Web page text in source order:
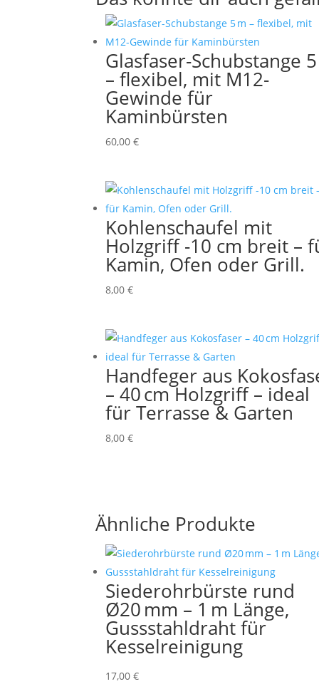
Glasfaser-Schubstange
– flexibel, mit M12-
Gewinde für
Kaminbürsten
60,00€
Kohlenschaufel mit
Holzgriff -10 cm breit –
Kamin, Ofen oder Grill.
8,00€
Handfeger aus
– 40 cm Holzgriff – ideal
für Terrasse & Garten
8,00€
Ähnliche Produkte
Siederohrbürste rund
Ø20 mm – 1 m Länge,
Gussstahldraht für
Kesselreinigung
17,00€